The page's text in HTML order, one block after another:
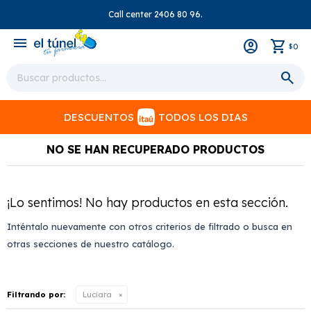
Call center 2406 80 96.
menu $0
DESCUENTOS TODOS LOS DIAS
NO SE HAN RECUPERADO PRODUCTOS
¡Lo sentimos! No hay productos en esta sección.
Inténtalo nuevamente con otros criterios de filtrado o busca en
otras secciones de nuestro catálogo.
Filtrando por: Luciara
close